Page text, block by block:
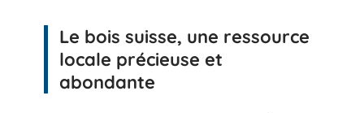
Le bois suisse, une ressource
locale précieuse et
abondante